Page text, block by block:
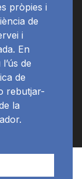
pròpies i
de
i
En
de
de
rebutjar-
la